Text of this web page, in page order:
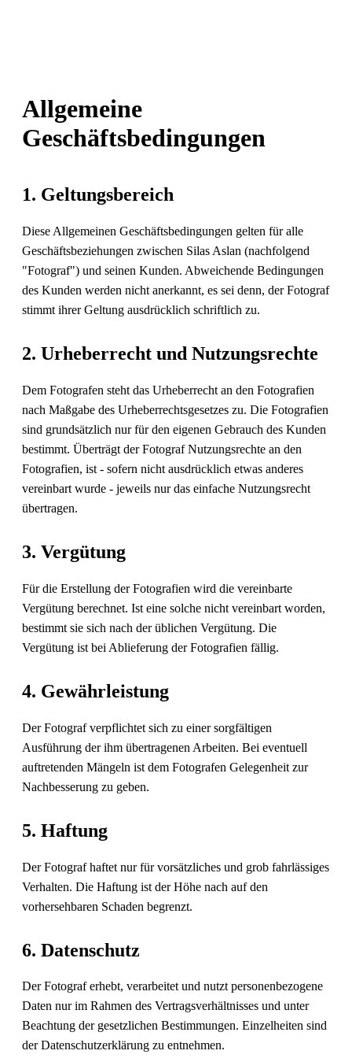
Allgemeine
Geschäftsbedingungen
1. Geltungsbereich
Diese Allgemeinen Geschäftsbedingungen gelten für alle
Geschäftsbeziehungen zwischen Silas Aslan (nachfolgend
"Fotograf") und seinen Kunden. Abweichende Bedingungen
des Kunden werden nicht anerkannt, es sei denn, der Fotograf
stimmt ihrer Geltung ausdrücklich schriftlich zu.
2. Urheberrecht und Nutzungsrechte
Dem Fotografen steht das Urheberrecht an den Fotografien
nach Maßgabe des Urheberrechtsgesetzes zu. Die Fotografien
sind grundsätzlich nur für den eigenen Gebrauch des Kunden
bestimmt. Überträgt der Fotograf Nutzungsrechte an den
Fotografien, ist - sofern nicht ausdrücklich etwas anderes
vereinbart wurde - jeweils nur das einfache Nutzungsrecht
übertragen.
3. Vergütung
Für die Erstellung der Fotografien wird die vereinbarte
Vergütung berechnet. Ist eine solche nicht vereinbart worden,
bestimmt sie sich nach der üblichen Vergütung. Die
Vergütung ist bei Ablieferung der Fotografien fällig.
4. Gewährleistung
Der Fotograf verpflichtet sich zu einer sorgfältigen
Ausführung der ihm übertragenen Arbeiten. Bei eventuell
auftretenden Mängeln ist dem Fotografen Gelegenheit zur
Nachbesserung zu geben.
5. Haftung
Der Fotograf haftet nur für vorsätzliches und grob fahrlässiges
Verhalten. Die Haftung ist der Höhe nach auf den
vorhersehbaren Schaden begrenzt.
6. Datenschutz
Der Fotograf erhebt, verarbeitet und nutzt personenbezogene
Daten nur im Rahmen des Vertragsverhältnisses und unter
Beachtung der gesetzlichen Bestimmungen. Einzelheiten sind
der Datenschutzerklärung zu entnehmen.